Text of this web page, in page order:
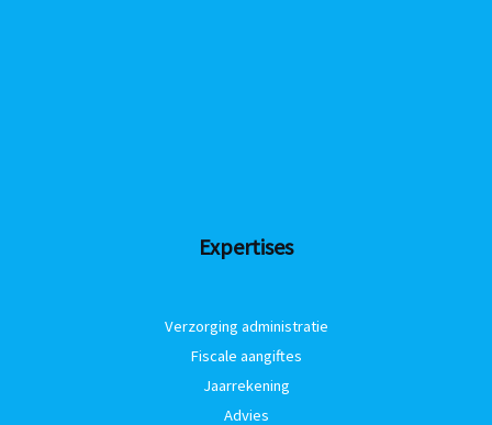
Expertises
Verzorging administratie
Fiscale aangiftes
Jaarrekening
Advies